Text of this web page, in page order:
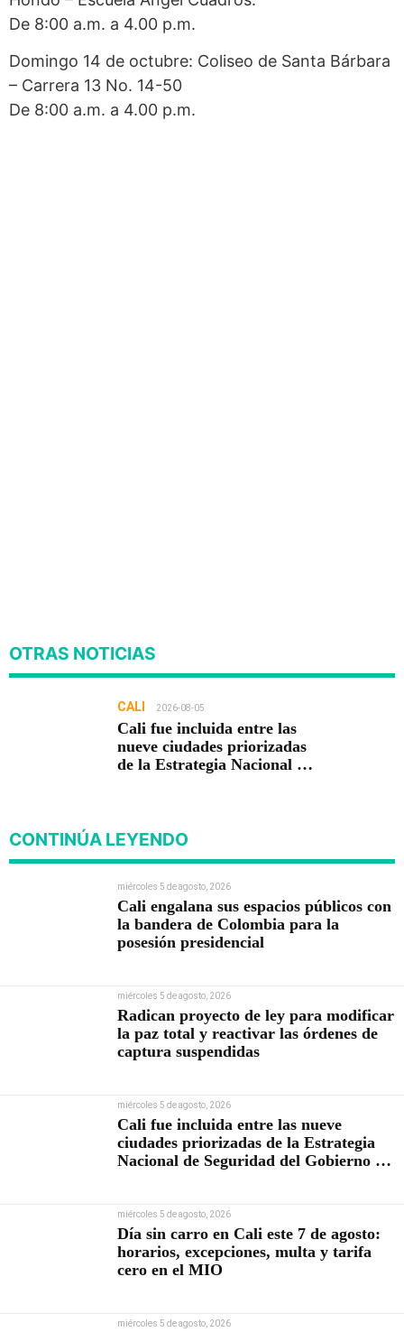
De 8:00 a.m. a 4.00 p.m.
Domingo 14 de octubre: Coliseo de Santa Bárbara
– Carrera 13 No. 14-50
De 8:00 a.m. a 4.00 p.m.
OTRAS NOTICIAS
CALI 2026-08-05
Cali fue incluida entre las
nueve ciudades priorizadas
de la Estrategia Nacional de
CONTINÚA LEYENDO
miércoles 5 de agosto, 2026
Cali engalana sus espacios públicos con
la bandera de Colombia para la
posesión presidencial
miércoles 5 de agosto, 2026
Radican proyecto de ley para modificar
la paz total y reactivar las órdenes de
captura suspendidas
miércoles 5 de agosto, 2026
Cali fue incluida entre las nueve
ciudades priorizadas de la Estrategia
Nacional de Seguridad del Gobierno de
miércoles 5 de agosto, 2026
Día sin carro en Cali este 7 de agosto:
horarios, excepciones, multa y tarifa
cero en el MIO
miércoles 5 de agosto, 2026